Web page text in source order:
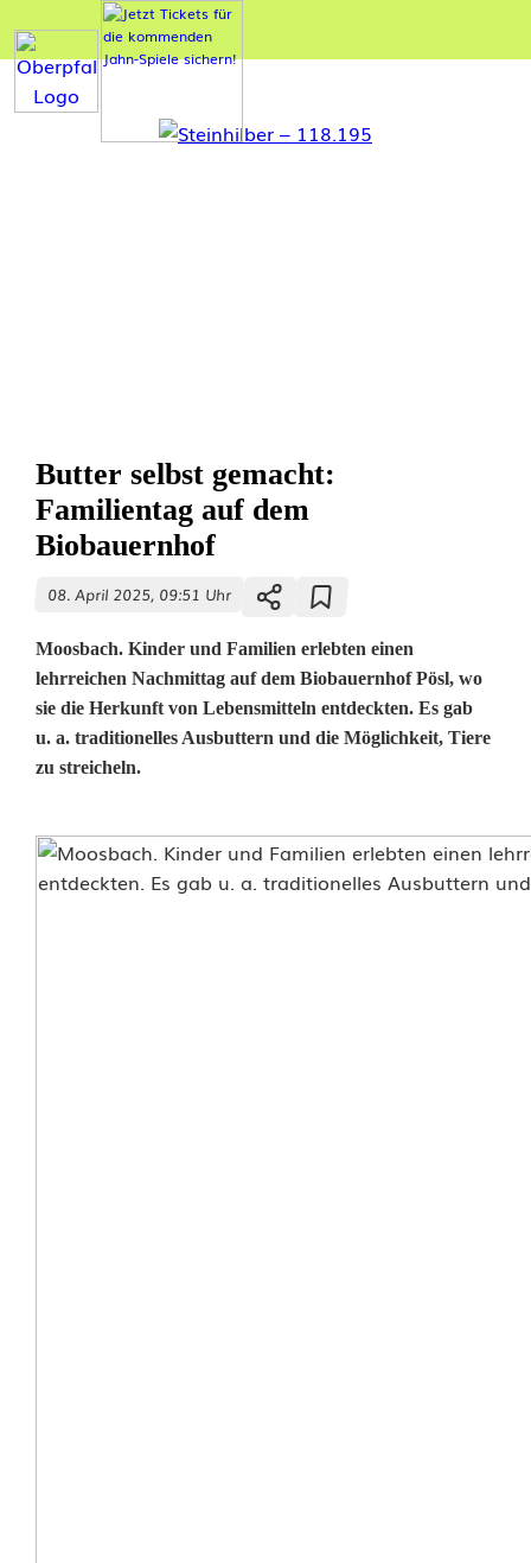
Butter selbst gemacht:
Familientag auf dem
Biobauernhof
08. April 2025, 09:51 Uhr
Moosbach. Kinder und Familien erlebten einen
lehrreichen Nachmittag auf dem Biobauernhof Pösl, wo
sie die Herkunft von Lebensmitteln entdeckten. Es gab
u. a. traditionelles Ausbuttern und die Möglichkeit, Tiere
zu streicheln.